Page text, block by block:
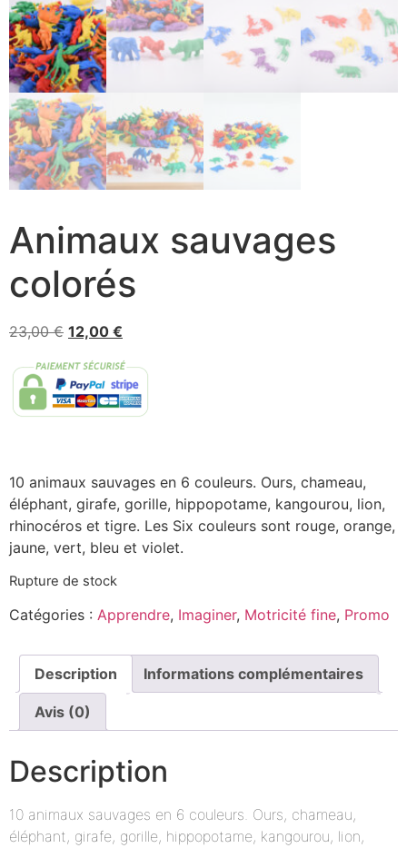
Animaux sauvages
colorés
23,00€ 12,00 €
10 animaux sauvages en 6 couleurs. Ours, chameau,
éléphant, girafe, gorille, hippopotame, kangourou, lion,
rhinocéros et tigre. Les Six couleurs sont rouge, orange,
jaune, vert, bleu et violet.
Rupture de stock
Catégories : Apprendre, Imaginer, Motricité fine, Promo
Description Informations complémentaires
Avis (0)
Description
10 animaux sauvages en 6 couleurs. Ours, chameau,
éléphant, girafe, gorille, hippopotame, kangourou, lion,